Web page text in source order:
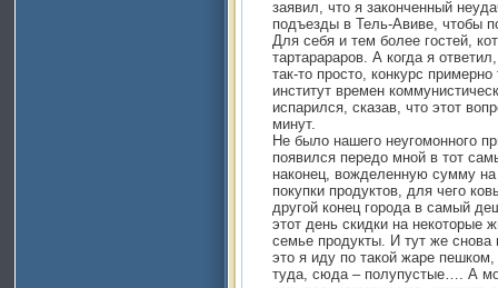
заявил, что я законченный
подъезды в Тель-Авиве, чтобы
Для себя и тем более гостей,
тартарараров. А когда я
так-то просто, конкурс
институт времен
испарился, сказав, что этот
минут.
Не было нашего неугомонного
появился передо мной в тот
наконец, вожделенную сумму
покупки продуктов, для чего
другой конец города в самый
этот день скидки на некоторые
семье продукты. И тут же
это я иду по такой жаре
туда, сюда – полупустые…. А